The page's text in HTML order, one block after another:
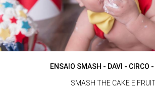
ENSAIO SMASH - DAVI - CIRCO
SMASH THE CAKE E